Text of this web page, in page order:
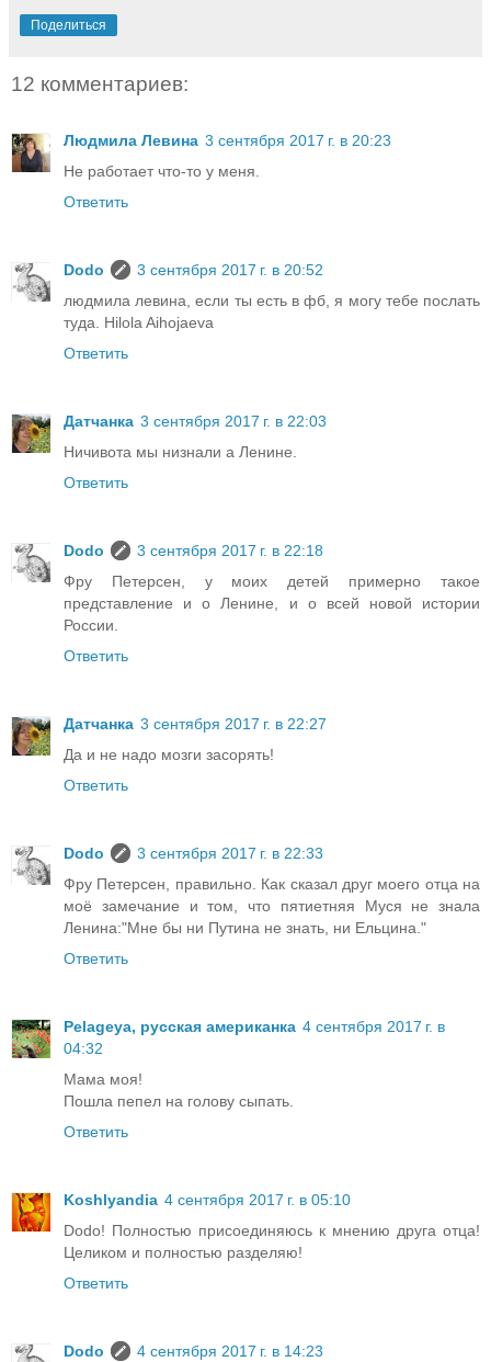
Поделиться
12 комментариев:
Людмила Левина 3 сентября 2017 г. в 20:23
Не работает что-то у меня.
Ответить
Dodo
3 сентября 2017 г. в 20:52
людмила левина, если ты есть в фб, я могу тебе послать
туда. Hilola Aihojaeva
Ответить
Датчанка 3 сентября 2017 г. в 22:03
Ничивота мы низнали а Ленине.
Ответить
Dodo
3 сентября 2017 г. в 22:18
Фру Петерсен, у моих детей примерно такое
представление и о Ленине, и о всей новой истории
России.
Ответить
Датчанка 3 сентября 2017 г. в 22:27
Да и не надо мозги засорять!
Ответить
Dodo
3 сентября 2017 г. в 22:33
Фру Петерсен, правильно. Как сказал друг моего отца на
моё замечание и том, что пятиетняя Муся не знала
Ленина:"Мне бы ни Путина не знать, ни Ельцина."
Ответить
Pelageya, русская американка 4 сентября 2017 г. в
04:32
Мама моя!
Пошла пепел на голову сыпать.
Ответить
Koshlyandia 4 сентября 2017 г. в 05:10
Dodo! Полностью присоединяюсь к мнению друга отца!
Целиком и полностью разделяю!
Ответить
Dodo
4 сентября 2017 г. в 14:23